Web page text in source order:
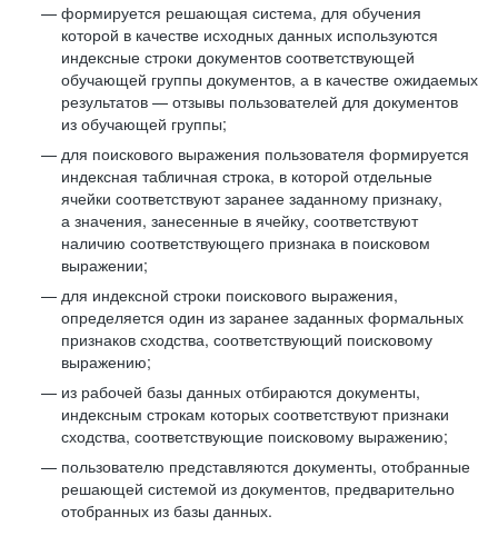
формируется решающая система, для обучения
которой в качестве исходных данных используются
индексные строки документов соответствующей
обучающей группы документов, а в качестве ожидаемых
результатов — отзывы пользователей для документов
из обучающей группы;
для поискового выражения пользователя формируется
индексная табличная строка, в которой отдельные
ячейки соответствуют заранее заданному признаку,
а значения, занесенные в ячейку, соответствуют
наличию соответствующего признака в поисковом
выражении;
для индексной строки поискового выражения,
определяется один из заранее заданных формальных
признаков сходства, соответствующий поисковому
выражению;
из рабочей базы данных отбираются документы,
индексным строкам которых соответствуют признаки
сходства, соответствующие поисковому выражению;
пользователю представляются документы, отобранные
решающей системой из документов, предварительно
отобранных из базы данных.